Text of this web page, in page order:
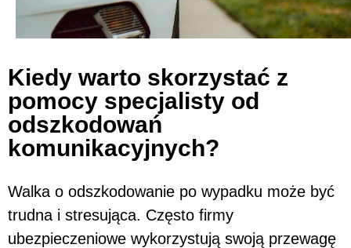
Kiedy warto skorzystać z
pomocy specjalisty od
odszkodowań
komunikacyjnych?
Walka o odszkodowanie po wypadku może być
trudna i stresująca. Często firmy
ubezpieczeniowe wykorzystują swoją przewagę